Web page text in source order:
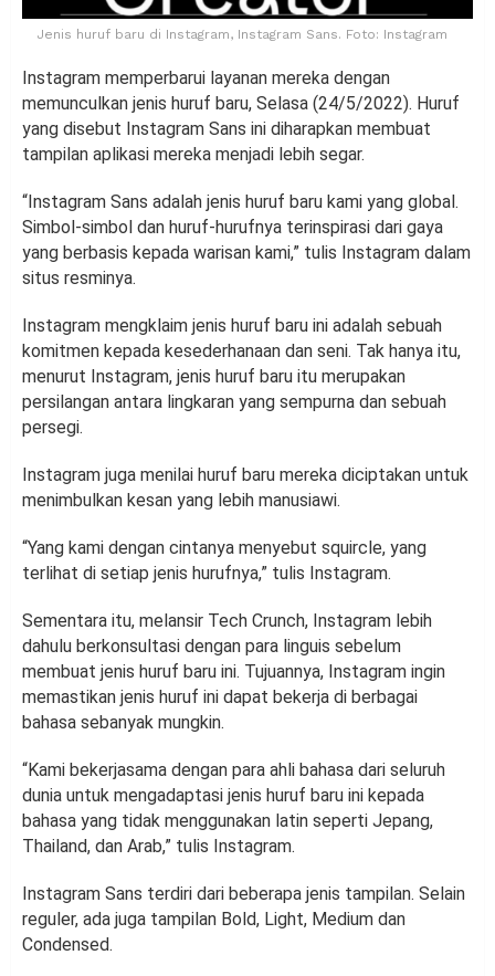
Jenis huruf baru di Instagram, Instagram Sans. Foto: Instagram
Instagram memperbarui layanan mereka dengan
memunculkan jenis huruf baru, Selasa (24/5/2022). Huruf
yang disebut Instagram Sans ini diharapkan membuat
tampilan aplikasi mereka menjadi lebih segar.
“Instagram Sans adalah jenis huruf baru kami yang global.
Simbol-simbol dan huruf-hurufnya terinspirasi dari gaya
yang berbasis kepada warisan kami,” tulis Instagram dalam
situs resminya.
Instagram mengklaim jenis huruf baru ini adalah sebuah
komitmen kepada kesederhanaan dan seni. Tak hanya itu,
menurut Instagram, jenis huruf baru itu merupakan
persilangan antara lingkaran yang sempurna dan sebuah
persegi.
Instagram juga menilai huruf baru mereka diciptakan untuk
menimbulkan kesan yang lebih manusiawi.
“Yang kami dengan cintanya menyebut squircle, yang
terlihat di setiap jenis hurufnya,” tulis Instagram.
Sementara itu, melansir Tech Crunch, Instagram lebih
dahulu berkonsultasi dengan para linguis sebelum
membuat jenis huruf baru ini. Tujuannya, Instagram ingin
memastikan jenis huruf ini dapat bekerja di berbagai
bahasa sebanyak mungkin.
“Kami bekerjasama dengan para ahli bahasa dari seluruh
dunia untuk mengadaptasi jenis huruf baru ini kepada
bahasa yang tidak menggunakan latin seperti Jepang,
Thailand, dan Arab,” tulis Instagram.
Instagram Sans terdiri dari beberapa jenis tampilan. Selain
reguler, ada juga tampilan Bold, Light, Medium dan
Condensed.